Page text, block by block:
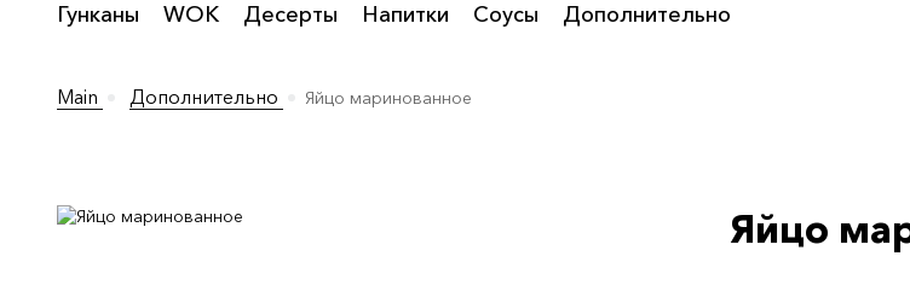
Гунканы
WOK Десерты Напитки Соусы Дополнительно
Main Дополнительно Яйцо маринованное
Яйцо